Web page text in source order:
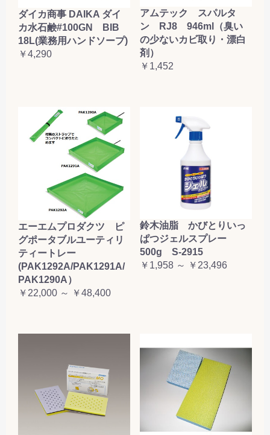
ダイカ商事 DAIKA ダイ
カ水石鹸#100GN BIB
18L(業務用ハンドソープ)
￥4,290
アムテック スパルタ
ン RJ8 946ml（臭い
の少ないカビ取り・漂白
剤）
￥1,452
エーエムプロダクツ ピ
グポータブルユーティリ
ティートレー
(PAK1292A/PAK1291A/
PAK1290A）
￥22,000 ～ ￥48,400
鈴木油脂 かびとりいっ
ぱつジェルスプレー
500g S-2915
￥1,958 ～ ￥23,496